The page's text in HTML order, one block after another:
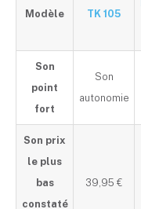
Modèle TK 105
Son
point
fort
Son
autonomie
Son prix
le plus
bas
constaté
39,95 €